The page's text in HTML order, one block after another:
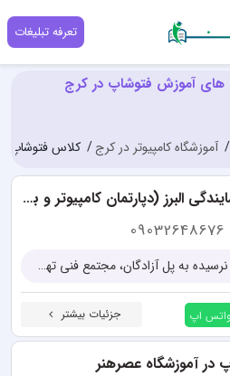
تعرفه تبلیغات
آموزش فتوشاپ در کرج
آموزشگاه کامپیوتر در کرج کلاس فتوشاپ
(دپارتمان کامپیوتر و برنامه نویسی)
09032648676
کرج، خیابان طالقانی شمالی، نرسیده به پل آزادگان، مجتمع فنی تهران نمایندگی البرز
واتس اپ جزئیات بیشتر
آموزشگاه عصرهنر